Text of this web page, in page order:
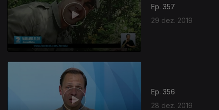
Ep. 357
29 dez. 2019
Ep. 356
28 dez. 2019